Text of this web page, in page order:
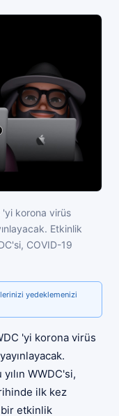
'yi korona virüs
Etkinlik
COVID-19
yedeklemenizi
'yi korona virüs
WWDC'si,
ilk kez
etkinlik